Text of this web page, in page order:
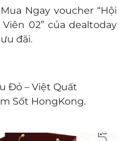
Ngay voucher “Hội
02” của dealtoday
đãi.
Đỏ – Việt Quất
Sốt HongKong.